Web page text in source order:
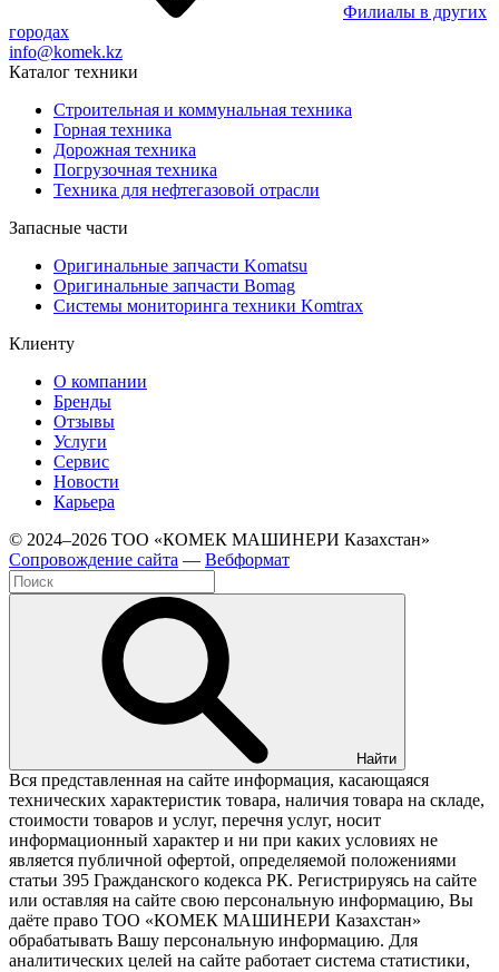
Филиалы в других
городах
info@komek.kz
Каталог техники
Строительная и коммунальная техника
Горная техника
Дорожная техника
Погрузочная техника
Техника для нефтегазовой отрасли
Запасные части
Оригинальные запчасти Komatsu
Оригинальные запчасти Bomag
Системы мониторинга техники Komtrax
Клиенту
О компании
Бренды
Отзывы
Услуги
Сервис
Новости
Карьера
© 2024–2026 ТОО «КОМЕК МАШИНЕРИ Казахстан»
Cопровождение сайта — Вебформат
Найти
Вся представленная на сайте информация, касающаяся
технических характеристик товара, наличия товара на складе,
стоимости товаров и услуг, перечня услуг, носит
информационный характер и ни при каких условиях не
является публичной офертой, определяемой положениями
статьи 395 Гражданского кодекса РК. Регистрируясь на сайте
или оставляя на сайте свою персональную информацию, Вы
даёте право ТОО «КОМЕК МАШИНЕРИ Казахстан»
обрабатывать Вашу персональную информацию. Для
аналитических целей на сайте работает система статистики,